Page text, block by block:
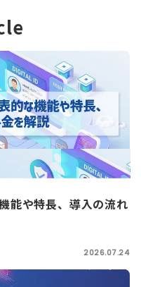
や特長、導入の流れ
2026.07.24